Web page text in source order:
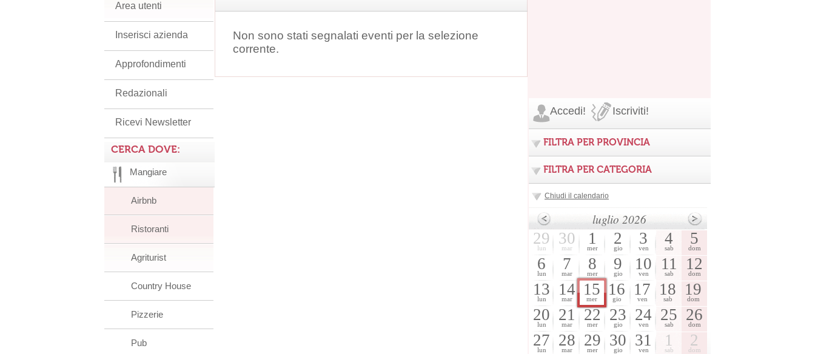
Non sono stati segnalati eventi per la selezione
corrente.
Area utenti
Inserisci azienda
Approfondimenti
Redazionali
Ricevi Newsletter
CERCA DOVE:
Mangiare
Airbnb
Ristoranti
Agriturist
Country House
Pizzerie
Pub
Accedi! Iscriviti!
FILTRA PER PROVINCIA
FILTRA PER CATEGORIA
Chiudi il calendario
luglio 2026
29
lun
30
mar
1
mer
2
gio
3
ven
4
sab
5
dom
6
lun
7
mar
8
mer
9
gio
10
ven
11
sab
12
dom
13
lun
14
mar
15
mer
16
gio
17
ven
18
sab
19
dom
20
lun
21
mar
22
mer
23
gio
24
ven
25
sab
26
dom
27
lun
28
mar
29
mer
30
gio
31
ven
1
sab
2
dom